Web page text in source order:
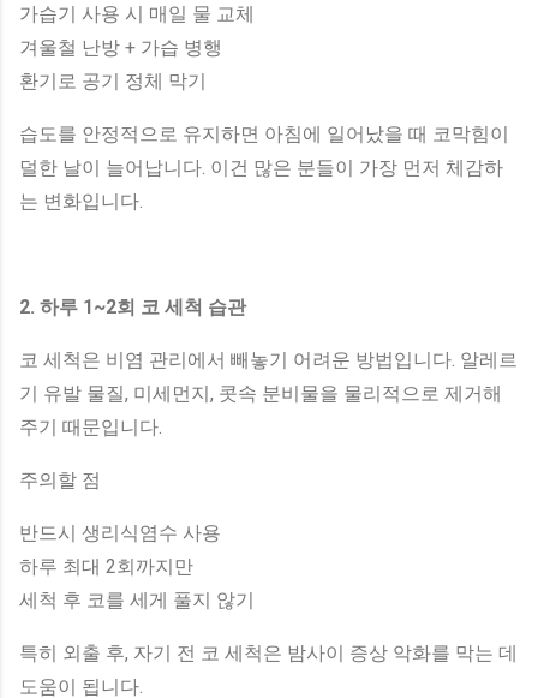
가습기 사용 시 매일 물 교체
겨울철 난방 + 가습 병행
환기로 공기 정체 막기
습도를 안정적으로 유지하면 아침에 일어났을 때 코막힘이
덜한 날이 늘어납니다. 이건 많은 분들이 가장 먼저 체감하
는 변화입니다.
2. 하루 1~2회 코 세척 습관
코 세척은 비염 관리에서 빼놓기 어려운 방법입니다. 알레르
기 유발 물질, 미세먼지, 콧속 분비물을 물리적으로 제거해
주기 때문입니다.
주의할 점
반드시 생리식염수 사용
하루 최대 2회까지만
세척 후 코를 세게 풀지 않기
특히 외출 후, 자기 전 코 세척은 밤사이 증상 악화를 막는 데
도움이 됩니다.